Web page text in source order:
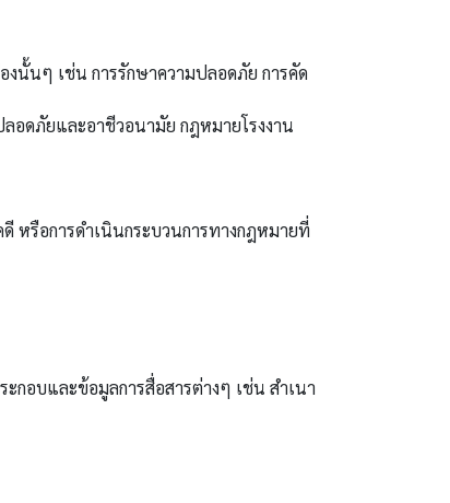
ๆ เช่น การรักษาความปลอดภัย การคัด
ภัยและอาชีวอนามัย กฎหมายโรงงาน
รือการดำเนินกระบวนการทางกฎหมายที่
กอบและข้อมูลการสื่อสารต่างๆ เช่น สำเนา